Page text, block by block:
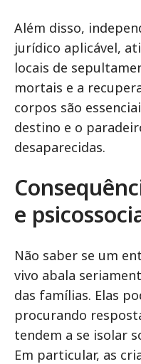
Além disso,
jurídico aplicável,
locais de
mortais e a
corpos são
destino e o
desaparecidas.
e
Não saber se um
vivo abala
das famílias. Elas
procurando
tendem a se isolar
Em particular, as